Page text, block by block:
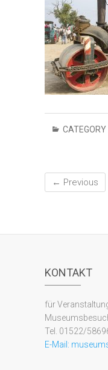
CATEGORY
← Previous
KONTAKT
für
Tel. 01522/
E-Mail: